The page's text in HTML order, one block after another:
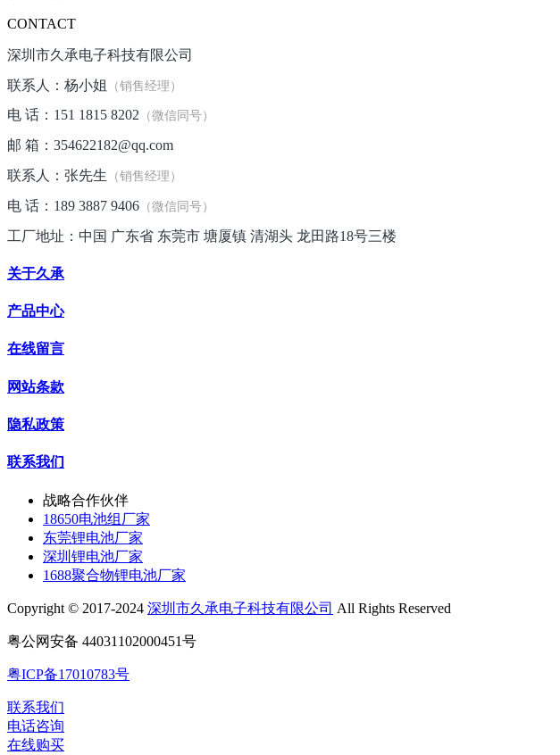
CONTACT
深圳市久承电子科技有限公司
联系人：杨小姐
（销售经理）
电 话：151 1815 8202 （微信同号）
邮 箱：354622182@qq.com
联系人：张先生 （销售经理）
电 话：189 3887 9406 （微信同号）
工厂地址：中国 广东省 东莞市 塘厦镇 清湖头 龙田路18号三楼
关于久承
产品中心
在线留言
网站条款
隐私政策
联系我们
战略合作伙伴
18650电池组厂家
东莞锂电池厂家
深圳锂电池厂家
1688聚合物锂电池厂家
Copyright © 2017-2024 深圳市久承电子科技有限公司 All Rights Reserved
粤公网安备 44031102000451号
粤ICP备17010783号
联系我们
电话咨询
在线购买